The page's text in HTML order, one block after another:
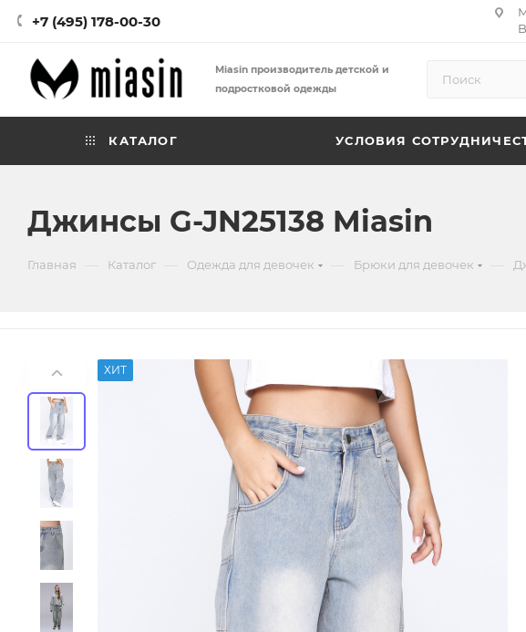
+7 (495) 178-00-30
Miasin производитель детской и
подростковой одежды
КАТАЛОГ УСЛОВИЯ
Джинсы G-JN25138 Miasin
Главная Каталог Одежда для девочек Брюки для девочек
ХИТ